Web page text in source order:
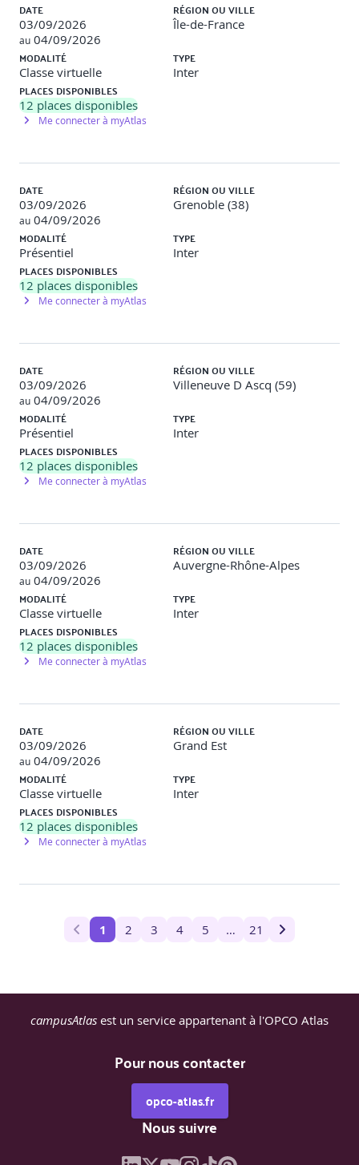
Exercices pratiques réalisés
Comparaison des résultats obtenus avec un même
prompt dans le même modèle ou des modèles
différents
Comparaison des résultats obtenu avec une même
question posée avec des prompts différents
DATE
03/09/2026
au 04/09/2026
RÉGION OU VILLE
Île-de-France
MODALITÉ
Classe virtuelle
TYPE
Inter
PLACES DISPONIBLES
12 places disponibles
Me connecter à myAtlas
DATE
03/09/2026
au 04/09/2026
RÉGION OU VILLE
Grenoble (38)
MODALITÉ
Présentiel
TYPE
Inter
PLACES DISPONIBLES
12 places disponibles
Me connecter à myAtlas
DATE
03/09/2026
au 04/09/2026
RÉGION OU VILLE
Villeneuve D Ascq (59)
MODALITÉ
Présentiel
TYPE
Inter
PLACES DISPONIBLES
12 places disponibles
Me connecter à myAtlas
DATE
03/09/2026
au 04/09/2026
RÉGION OU VILLE
Auvergne-Rhône-Alpes
MODALITÉ
Classe virtuelle
TYPE
Inter
PLACES DISPONIBLES
12 places disponibles
Me connecter à myAtlas
DATE
03/09/2026
au 04/09/2026
RÉGION OU VILLE
Grand Est
MODALITÉ
Classe virtuelle
TYPE
Inter
PLACES DISPONIBLES
12 places disponibles
Me connecter à myAtlas
1 2 3 4 5 … 21
campusAtlas est un service appartenant à l'OPCO Atlas
Pour nous contacter
opco-atlas.fr
Nous suivre